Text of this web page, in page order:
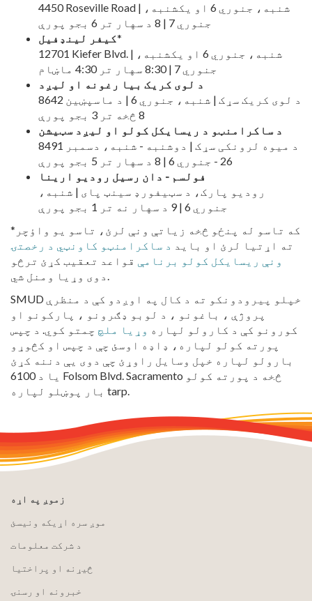
4450 Roseville Road | شنبه، جنوري 6 او یکشنبه،
جنوري 7 | 8 د سهار تر 6 بجو پورې
کیفر لینډفیل*
12701 Kiefer Blvd. | شنبه، جنوري 6 او یکشنبه،
جنوري 7 | 8:30 سهار تر 4:30 ماښام
د لوی کریک بیا رغونه او لیږد
8642 د لوی کریک سړک | شنبه، جنوري 6 | د ماسپښین
8 څخه تر 3 بجو پورې
د ساکرامنټو د ریسایکل کولو او لیږد سټیشن
8491 د میوه لرونکی سړک | دوشنبه - شنبه، دسمبر
26 - جنوري 6 | 8 د سهار تر 5 بجو پورې
فولسم - دان رسیل رودیو ارینا
رودیو پارک، د سټیفورډ سینټ پای | شنبه،
جنوري 6 | 9 د سهار نه تر 1 بجو پورې
*که تاسو له پنځو څخه زیاتې ونې لرئ، تاسو یو واؤچر
ته اړتیا لرئ او باید د ساکرامنټو کاونټي د رخصتۍ
ونې ریسایکل کولو برنامې قواعد تعقیب کړئ ترڅو
دوی وړیا ومنل شي.
SMUD خپلو پیرودونکو ته د کال په اوږدو کې د منظرې
پروژې ، باغونو ، د لوبو ډګرونو ، پارکونو او
کورونو کې د کارولو لپاره وړیا ملچ چمتو کوي. د چپس
پورته کولو لپاره، ډاډه اوسئ چې د چپس او کڅوړو
بارولو لپاره خپل وسایل راوړئ چې دوی یې دننه کړئ
یا د 6100 Folsom Blvd. Sacramento څخه د پورته کولو
بار پوښلو لپاره tarp.
زموږ په اړه
موږ سره اړیکه ونیسئ
د شرکت معلومات
څیړنه او پراختیا
خبرونه او رسنۍ